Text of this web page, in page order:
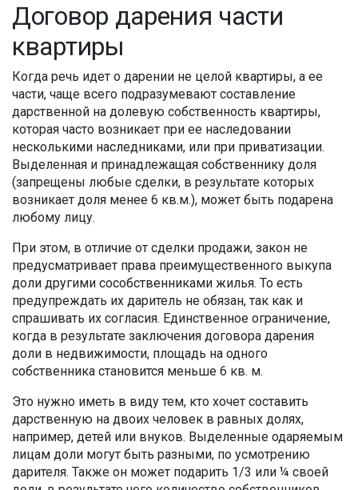
Договор дарения части
квартиры
Когда речь идет о дарении не целой квартиры, а ее
части, чаще всего подразумевают составление
дарственной на долевую собственность квартиры,
которая часто возникает при ее наследовании
несколькими наследниками, или при приватизации.
Выделенная и принадлежащая собственнику доля
(запрещены любые сделки, в результате которых
возникает доля менее 6 кв.м.), может быть подарена
любому лицу.
При этом, в отличие от сделки продажи, закон не
предусматривает права преимущественного выкупа
доли другими сособственниками жилья. То есть
предупреждать их даритель не обязан, так как и
спрашивать их согласия. Единственное ограничение,
когда в результате заключения договора дарения
доли в недвижимости, площадь на одного
собственника становится меньше 6 кв. м.
Это нужно иметь в виду тем, кто хочет составить
дарственную на двоих человек в равных долях,
например, детей или внуков. Выделенные одаряемым
лицам доли могут быть разными, по усмотрению
дарителя. Также он может подарить 1/3 или ¼ своей